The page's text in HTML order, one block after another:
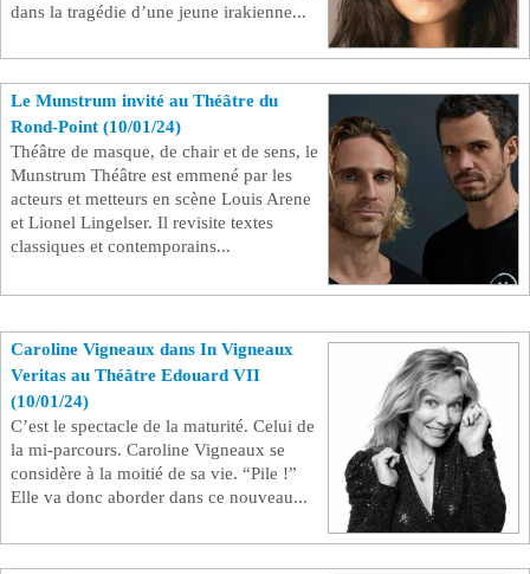
dans la tragédie d’une jeune irakienne...
Le Munstrum invité au Théâtre du
Rond-Point (10/01/24)
Théâtre de masque, de chair et de sens, le
Munstrum Théâtre est emmené par les
acteurs et metteurs en scène Louis Arene
et Lionel Lingelser. Il revisite textes
classiques et contemporains...
Caroline Vigneaux dans In Vigneaux
Veritas au Théâtre Edouard VII
(10/01/24)
C’est le spectacle de la maturité. Celui de
la mi-parcours. Caroline Vigneaux se
considère à la moitié de sa vie. “Pile !”
Elle va donc aborder dans ce nouveau...